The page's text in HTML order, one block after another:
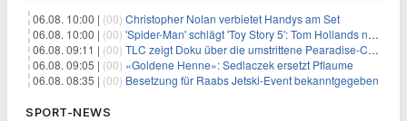
06.08. 10:00 | (00) Christopher Nolan verbietet Handys am Set
06.08. 10:00 | (00) 'Spider-Man' schlägt 'Toy Story 5': Tom Hollands neuer Film bricht alle Rekorde
06.08. 09:11 | (00) TLC zeigt Doku über die umstrittene Pearadise-Community
06.08. 09:05 | (00) «Goldene Henne»: Sedlaczek ersetzt Pflaume
06.08. 08:35 | (00) Besetzung für Raabs Jetski-Event bekanntgegeben
SPORT-NEWS